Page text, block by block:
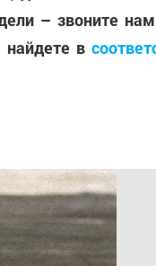
– звоните
найдете в